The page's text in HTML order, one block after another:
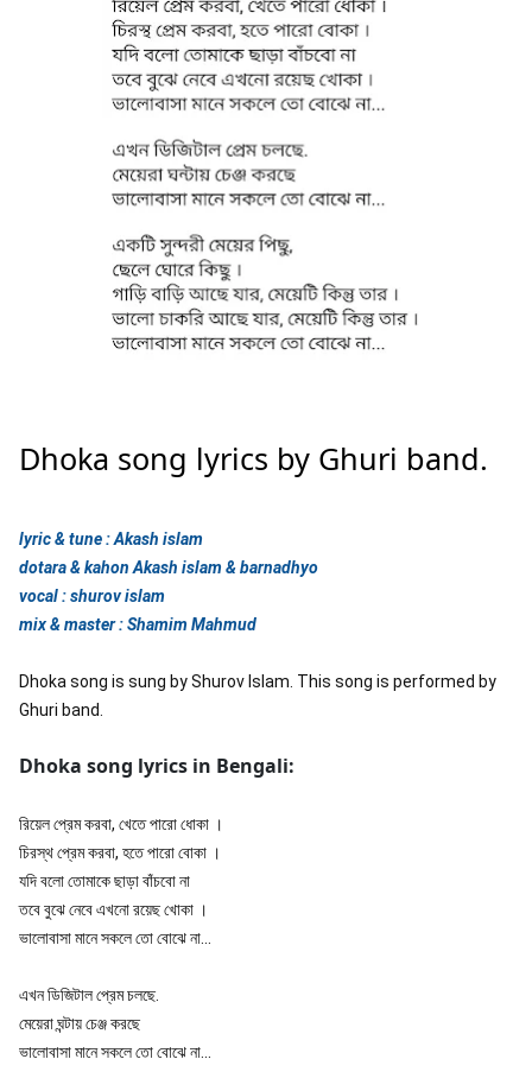
Dhoka song lyrics by Ghuri band.
lyric & tune : Akash islam
dotara & kahon Akash islam & barnadhyo
vocal : shurov islam
mix & master : Shamim Mahmud
Dhoka song is sung by Shurov Islam. This song is performed by
Ghuri band.
Dhoka song lyrics in Bengali:
রিয়েল প্রেম করবা, খেতে পারো ধোকা ।
চিরস্থ প্রেম করবা, হতে পারো বোকা ।
যদি বলো তোমাকে ছাড়া বাঁচবো না
তবে বুঝে নেবে এখনো রয়েছ খোকা ।
ভালোবাসা মানে সকলে তো বোঝে না...
এখন ডিজিটাল প্রেম চলছে.
মেয়েরা ঘন্টায় চেঞ্জ করছে